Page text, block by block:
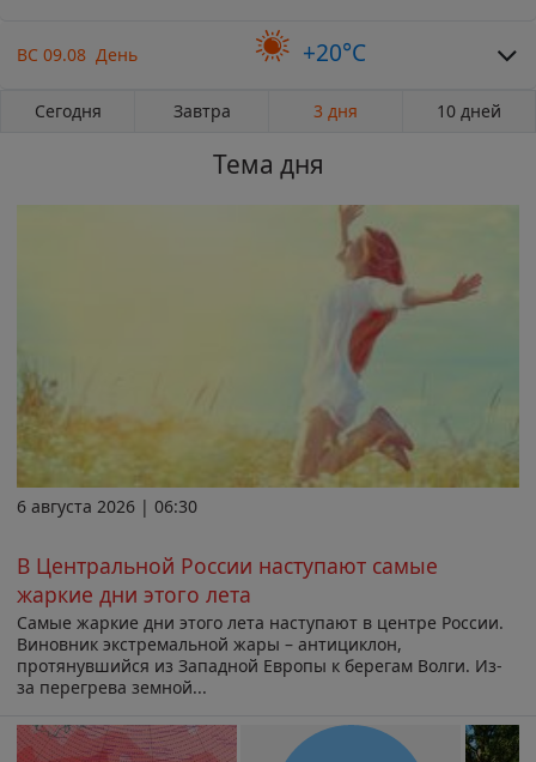
ВС 09.08 День +20°C
Сегодня Завтра 3 дня 10 дней
Тема дня
6 августа 2026 | 06:30
В Центральной России наступают самые
жаркие дни этого лета
Самые жаркие дни этого лета наступают в центре России.
Виновник экстремальной жары – антициклон,
протянувшийся из Западной Европы к берегам Волги. Из-
за перегрева земной...